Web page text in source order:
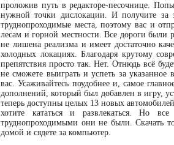
проложив путь в редакторе-песочнице.
нужной точки дислокации. И получите за
труднопроходимые места, поэтому вас и
лесам и горной местности. Все дороги были
не лишена реализма и имеет достаточно
холодных локациях. Благодаря крутому
препятствия просто так. Нет. Отнюдь всё
не сможете выиграть и успеть за
вас. Усаживайтесь поудобнее и, самое
дополнений, который был добавлен в игру,
теперь доступны целых 13 новых
хотите кататься и развлекаться. Но
труднопроходимыми они не были. Скачать
домой и сядете за компьютер.